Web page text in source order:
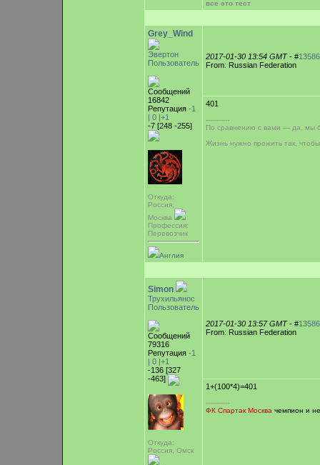
все это тест
Grey_Wind
Эвертон
Пользователь
Сообщений
16842
Репутация -1
| 0 |+1
-7 [248 -255]
Откуда:
Россия,
Москва
Профессия:
Перевозчик
Англия
2017-01-30 13:54 GMT- #
From: Russian Federation
401
-----------
По сравнению с вами — да, мы
Жизнь нужно прожить так,
Simon
Трухильянос
Пользователь
Сообщений
79316
Репутация -1
| 0 |+1
-136 [327
-463]
Откуда:
Россия, Омск
2017-01-30 13:57 GMT- #
From: Russian Federation
1+(100*4)=401
-----------
ФК Спартак Москва чемпион и